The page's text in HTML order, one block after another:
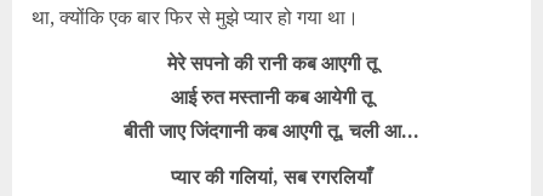
था, क्योंकि एक बार फिर से मुझे प्यार हो गया था।
मेरे सपनो की रानी कब आएगी तू
आई रुत मस्तानी कब आयेगी तू
बीती जाए जिंदगानी कब आएगी तू, चली आ…
प्यार की गलियां, सब रगरलियाँ